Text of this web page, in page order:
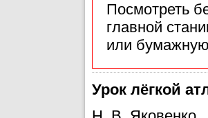
Посмотреть
главной
или
Урок лёгкой